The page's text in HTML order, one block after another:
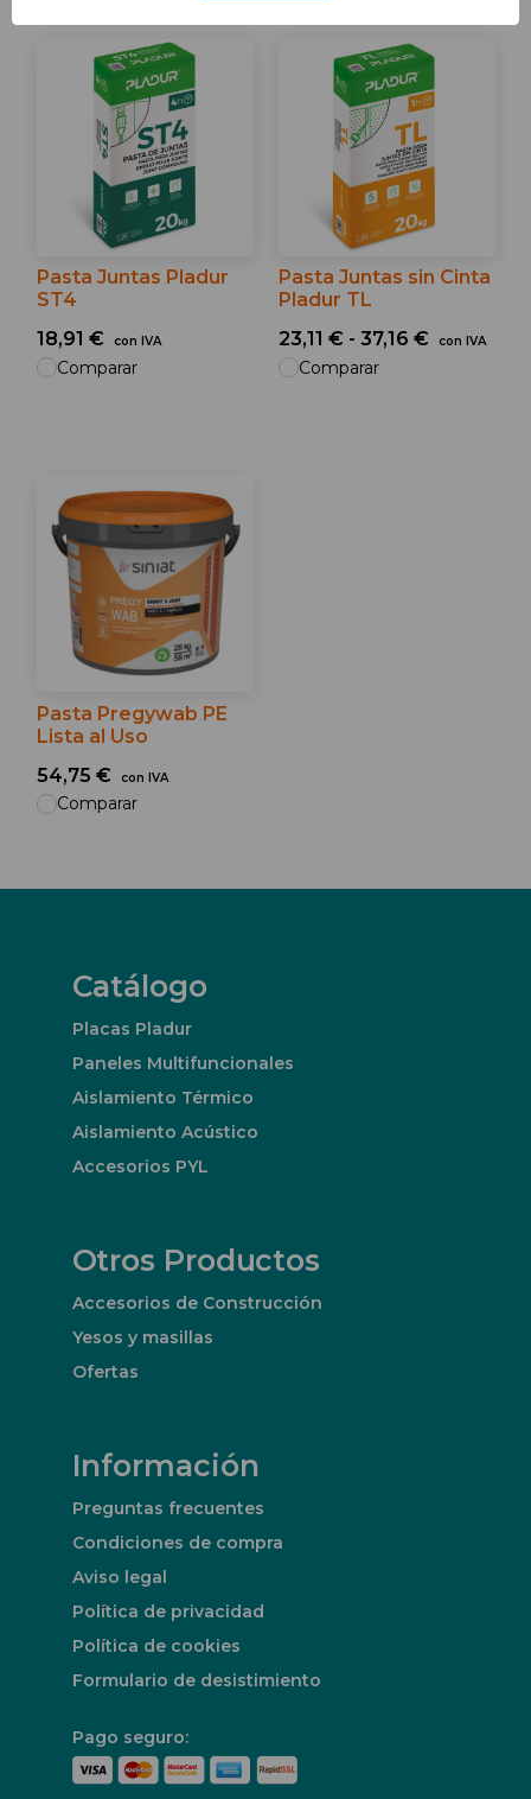
Pasta Juntas Pladur
ST4
18,91 €
con IVA
Comparar
Pasta Juntas sin Cinta
Pladur TL
23,11 € - 37,16 €
con IVA
Comparar
Pasta Pregywab PE
Lista al Uso
54,75 €
con IVA
Comparar
Catálogo
Placas Pladur
Paneles Multifuncionales
Aislamiento Térmico
Aislamiento Acústico
Accesorios PYL
Otros Productos
Accesorios de Construcción
Yesos y masillas
Ofertas
Información
Preguntas frecuentes
Condiciones de compra
Aviso legal
Política de privacidad
Política de cookies
Formulario de desistimiento
Pago seguro: